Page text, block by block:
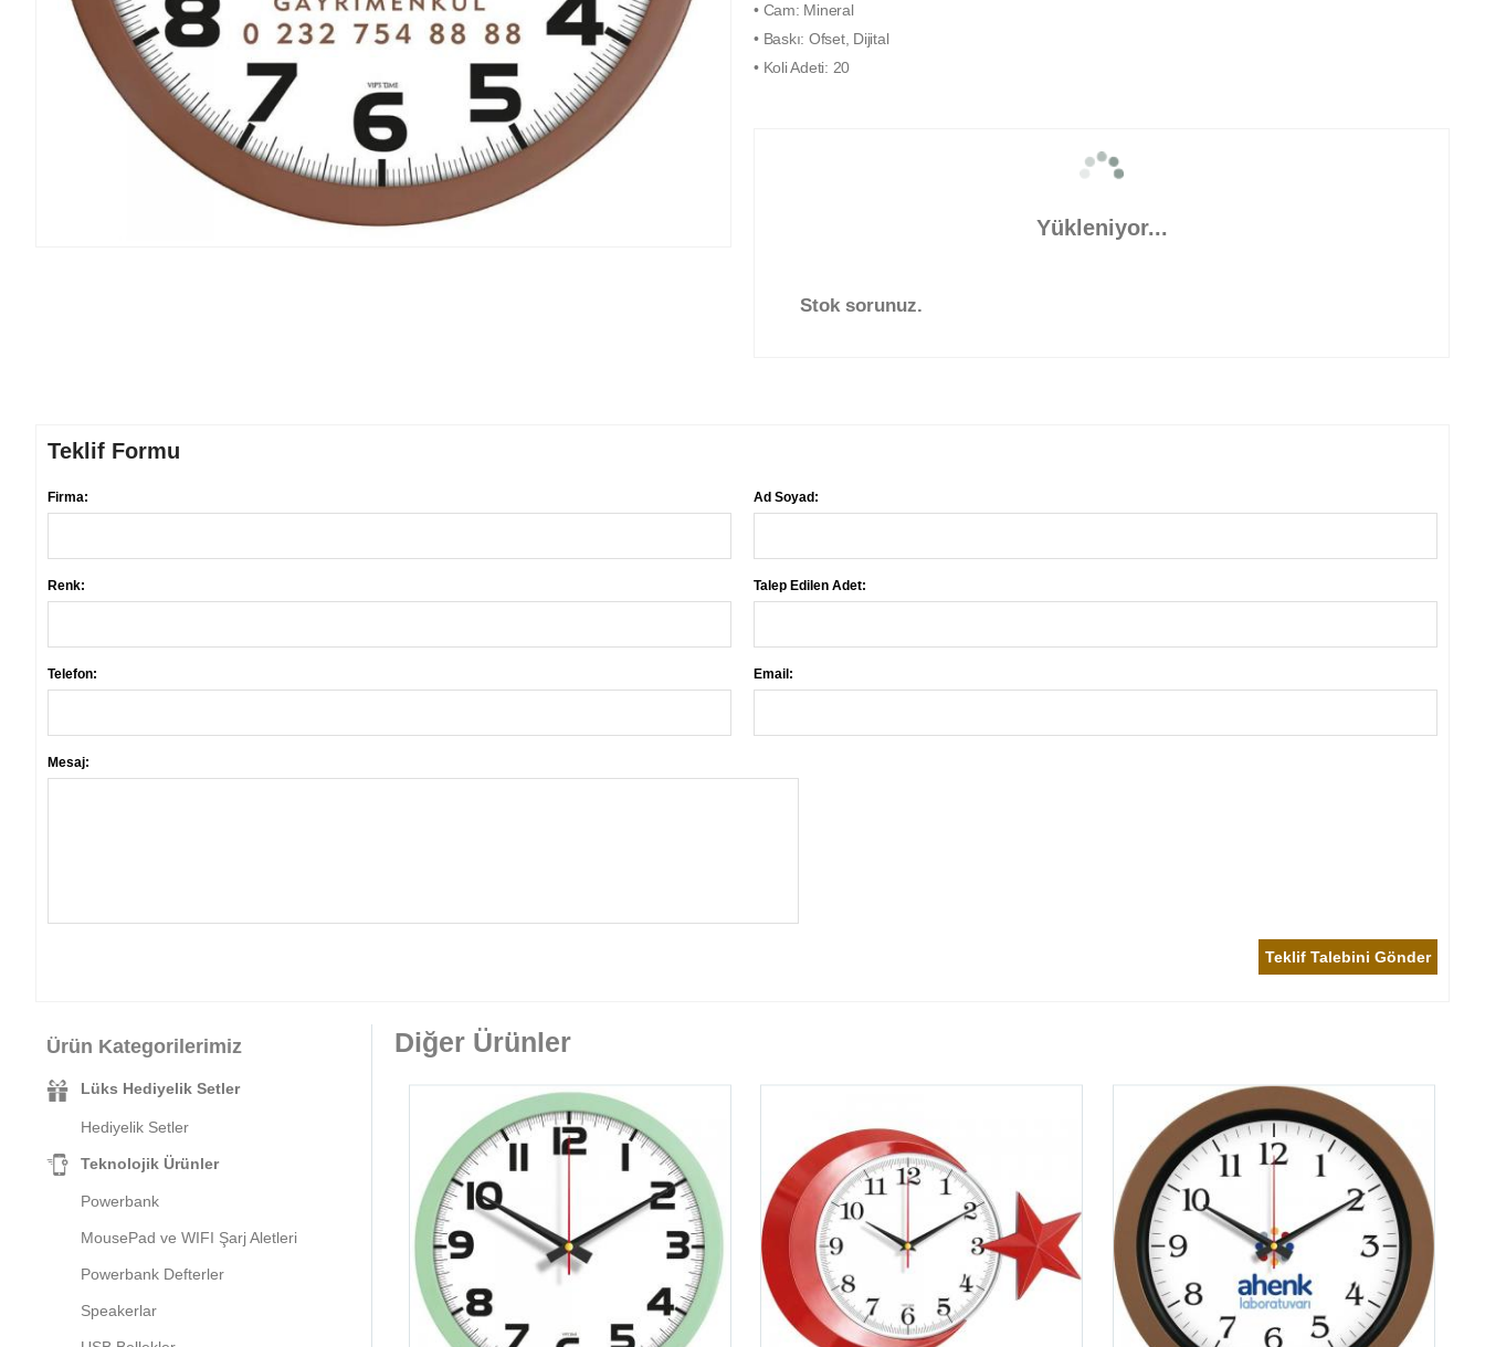
• Cam: Mineral
• Baskı: Ofset, Dijital
• Koli Adeti: 20
Yükleniyor...
Stok sorunuz.
Teklif Formu
Firma: Ad Soyad:
Renk: Talep Edilen Adet:
Telefon: Email:
Mesaj:
Teklif Talebini Gönder
Ürün Kategorilerimiz
Lüks Hediyelik Setler
Hediyelik Setler
Teknolojik Ürünler
Powerbank
MousePad ve WIFI Şarj Aletleri
Powerbank Defterler
Speakerlar
Diğer Ürünler